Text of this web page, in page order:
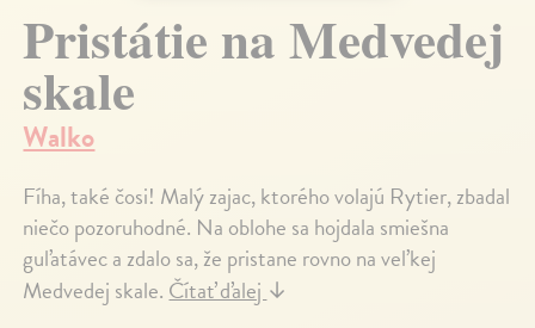
Pristátie na Medvedej
skale
Walko
Fíha, také čosi! Malý zajac, ktorého volajú Rytier, zbadal
niečo pozoruhodné. Na oblohe sa hojdala smiešna
guľatávec a zdalo sa, že pristane rovno na veľkej
Medvedej skale.Čítať ďalej↓